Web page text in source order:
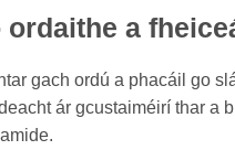
a
gach ordú a phacáil go
ár gcustaiméirí thar a